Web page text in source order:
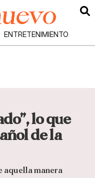
ENTRETENIMIENTO
lo que
de la
aquella manera